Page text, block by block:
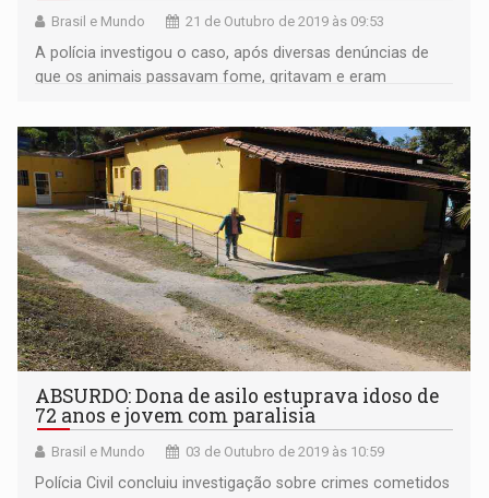
Brasil e Mundo 21 de Outubro de 2019 às 09:53
A polícia investigou o caso, após diversas denúncias de
que os animais passavam fome, gritavam e eram
ABSURDO: Dona de asilo estuprava idoso de
72 anos e jovem com paralisia
Brasil e Mundo 03 de Outubro de 2019 às 10:59
Polícia Civil concluiu investigação sobre crimes cometidos